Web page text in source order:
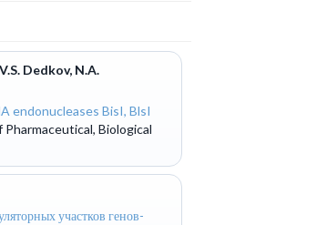
Dedkov, N.A.
endonucleases BisI, BlsI
Biological
участков генов-